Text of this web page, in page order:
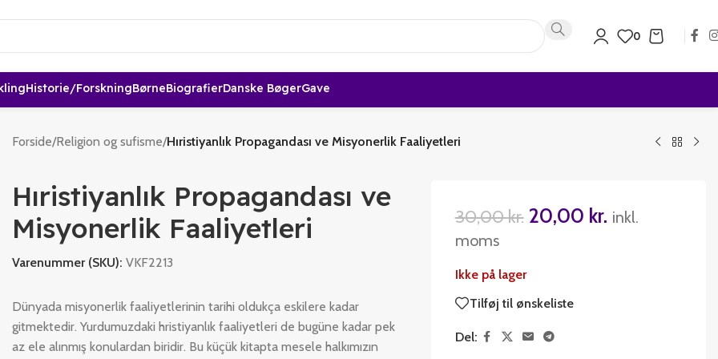
0
Historie/forskningBørneBiografierDanske BøgerGave
Forside/Religion og sufisme/Hıristiyanlık Propagandası ve Misyonerlik Faaliyetleri
Hıristiyanlık Propagandası ve
Misyonerlik Faaliyetleri
Varenummer (SKU): VKF2213
Dünyada misyonerlik faaliyetlerinin tarihi oldukça eskilere kadar
gitmektedir. Yurdumuzdaki hristiyanlık faaliyetleri de bugüne kadar pek
az ele alınmış konulardan biridir. Bu küçük kitapta mesele halkımızın
30,00kr. 20,00 kr. inkl.
moms
Ikke på lager
Tilføj til ønskeliste
Del: